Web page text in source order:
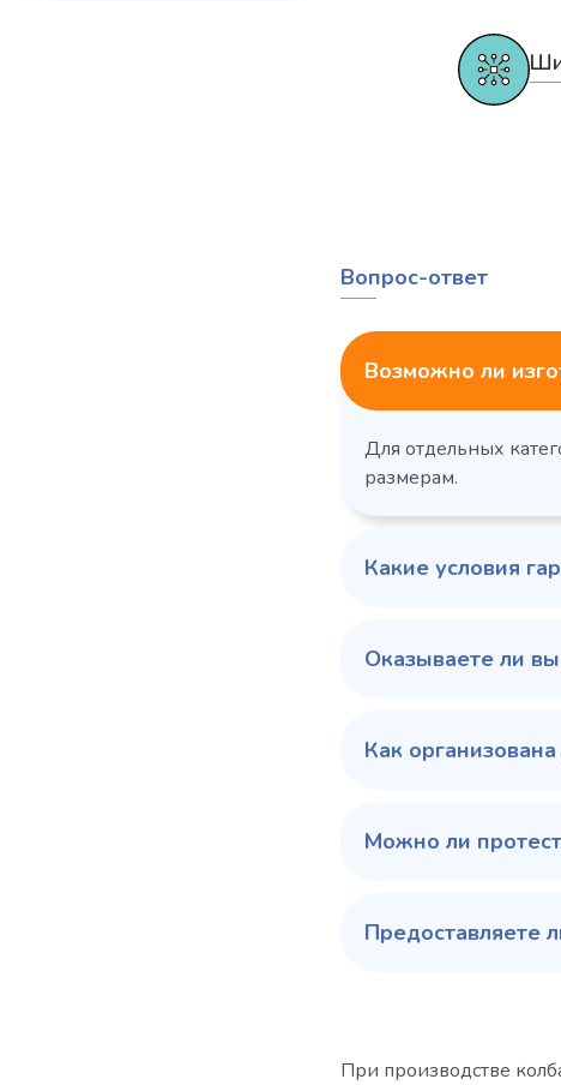
Вопрос-ответ
Возможно ли
Для отдельных
размерам.
Какие условия
Оказываете ли
Как
Можно ли
Предоставляете
При производстве